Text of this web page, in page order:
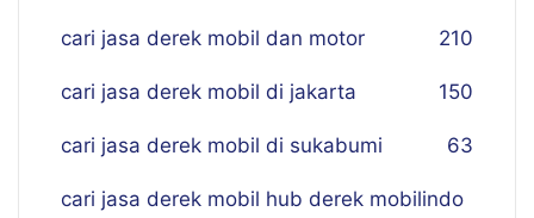
cari jasa derek mobil dan motor 210
cari jasa derek mobil di jakarta 150
cari jasa derek mobil di sukabumi 63
cari jasa derek mobil hub derek mobilindo